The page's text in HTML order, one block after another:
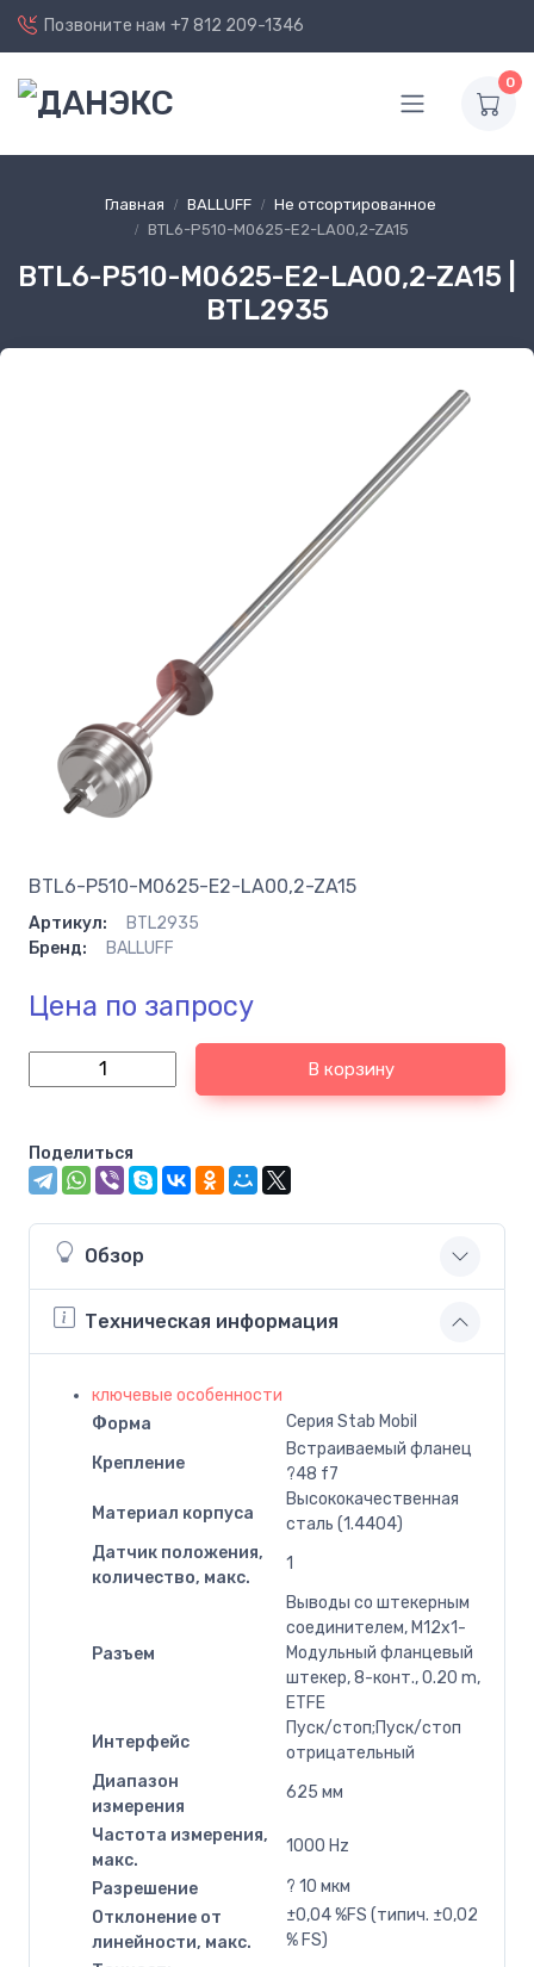
Позвоните нам +7 812 209-1346
0
Главная BALLUFF
Не отсортированное
BTL6-P510-M0625-E2-LA00,2-ZA15
BTL6-P510-M0625-E2-LA00,2-ZA15 |
BTL2935
BTL6-P510-M0625-E2-LA00,2-ZA15
Артикул:
BTL2935
Бренд:
BALLUFF
Цена по запросу
В корзину
Поделиться
Обзор
Техническая информация
ключевые особенности
Форма
Серия Stab Mobil
Крепление
Встраиваемый фланец
?48 f7
Материал корпуса
Высококачественная
сталь (1.4404)
Датчик положения,
количество, макс.
1
Разъем
Выводы со штекерным
соединителем, M12x1-
Модульный фланцевый
штекер, 8-конт., 0.20 m,
ETFE
Интерфейс
Пуск/стоп;Пуск/стоп
отрицательный
Диапазон
измерения
625 мм
Частота измерения,
макс.
1000 Hz
Разрешение
? 10 мкм
Отклонение от
линейности, макс.
±0,04 %FS (типич. ±0,02
% FS)